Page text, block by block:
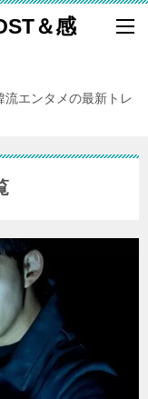
＆感
エンタメの最新トレ